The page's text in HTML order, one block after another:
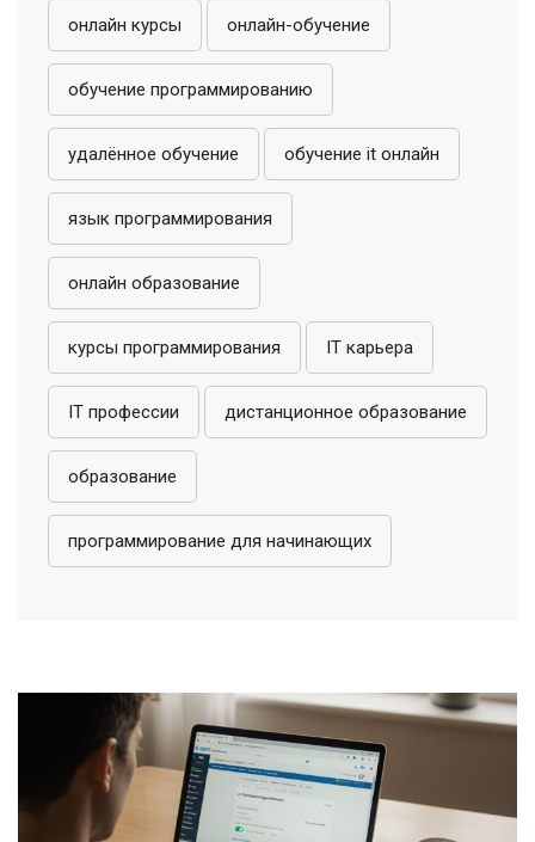
онлайн курсы онлайн-обучение
обучение программированию
удалённое обучение обучение it онлайн
язык программирования
онлайн образование
курсы программирования IT карьера
IT профессии дистанционное образование
образование
программирование для начинающих